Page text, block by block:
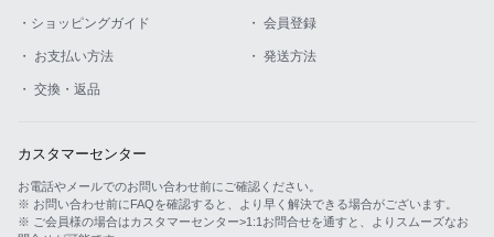
・ショッピングガイド ・ 会員登録
・ お支払い方法 ・ 発送方法
・ 交換・返品
カスタマーセンター
お電話やメールでのお問い合わせ前にご確認ください。
※ お問い合わせ前にFAQを確認すると、より早く解決できる場合がございます。
※ ご会員様の場合はカスタマーセンター>1:1お問合せを通すと、よりスムーズなお